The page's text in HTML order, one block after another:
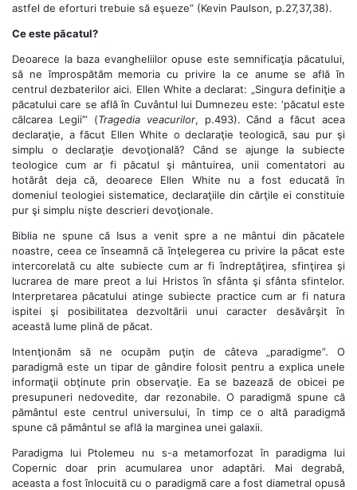
astfel de eforturi trebuie să eşueze” (Kevin Paulson, p.27,37,38).
Ce este păcatul?
Deoarece la baza evangheliilor opuse este semnificaţia păcatului,
să ne împrospătăm memoria cu privire la ce anume se află în
centrul dezbaterilor aici. Ellen White a declarat: „Singura definiţie a
păcatului care se află în Cuvântul lui Dumnezeu este: ‘păcatul este
călcarea Legii’” (Tragedia veacurilor, p.493). Când a făcut acea
declaraţie, a făcut Ellen White o declaraţie teologică, sau pur şi
simplu o declaraţie devoţională? Când se ajunge la subiecte
teologice cum ar fi păcatul şi mântuirea, unii comentatori au
hotărât deja că, deoarece Ellen White nu a fost educată în
domeniul teologiei sistematice, declaraţiile din cărţile ei constituie
pur şi simplu nişte descrieri devoţionale.
Biblia ne spune că Isus a venit spre a ne mântui din păcatele
noastre, ceea ce înseamnă că înţelegerea cu privire la păcat este
intercorelată cu alte subiecte cum ar fi îndreptăţirea, sfinţirea şi
lucrarea de mare preot a lui Hristos în sfânta şi sfânta sfintelor.
Interpretarea păcatului atinge subiecte practice cum ar fi natura
ispitei şi posibilitatea dezvoltării unui caracter desăvârşit în
această lume plină de păcat.
Intenţionăm să ne ocupăm puţin de câteva „paradigme”. O
paradigmă este un tipar de gândire folosit pentru a explica unele
informaţii obţinute prin observaţie. Ea se bazează de obicei pe
presupuneri nedovedite, dar rezonabile. O paradigmă spune că
pământul este centrul universului, în timp ce o altă paradigmă
spune că pământul se află la marginea unei galaxii.
Paradigma lui Ptolemeu nu s-a metamorfozat în paradigma lui
Copernic doar prin acumularea unor adaptări. Mai degrabă,
aceasta a fost înlocuită cu o paradigmă care a fost diametral opusă